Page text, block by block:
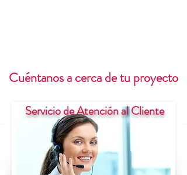
Cuéntanos a cerca de tu proyecto
Servicio de Atención al Cliente